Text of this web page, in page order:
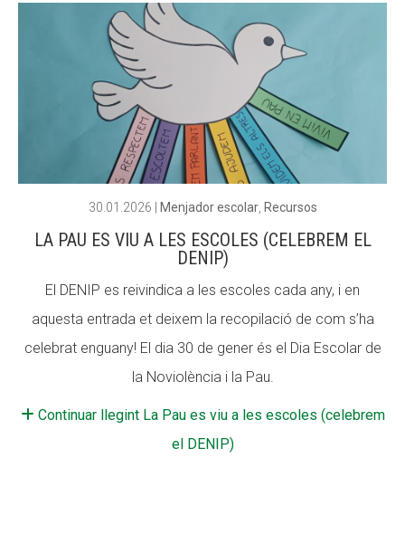
30.01.2026 Menjador escolar, Recursos
LA PAU ES VIU A LES ESCOLES (CELEBREM EL
DENIP)
El DENIP es reivindica a les escoles cada any, i en
aquesta entrada et deixem la recopilació de com s’ha
celebrat enguany! El dia 30 de gener és el Dia Escolar de
la Noviolència i la Pau.
Continuar llegint La Pau es viu a les escoles (celebrem
el DENIP)